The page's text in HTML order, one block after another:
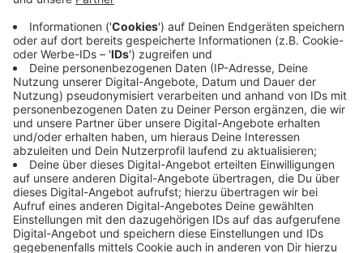
Haltepunkt und baut ihn barrierefrei um. Für den Umbau
müssen die provisorischen Bahnsteige abgebaut
werden. Autofahrerinnen und Autofahrer werden über
die Dinslakener Straße, die Rahmstraße und die
Hindenburgstraße umgeleitet. Fußgänger und
Radfahrer können über die Dinslakener Straße und die
Bahnhofstraße ausweichen. Ab dem 25. April kommt in
Dinslaken eine weitere Sperrung dazu. Die Brinkstraße
auf Höhe der Eisenbahnbrücke bleibt dann drei
Wochen lang dicht – bis zum 18. Mai. Die Bahn bricht
dort die alte Brücke ab und schiebt ein neues
Brückenbauwerk ein, das bereits neben der Baustelle